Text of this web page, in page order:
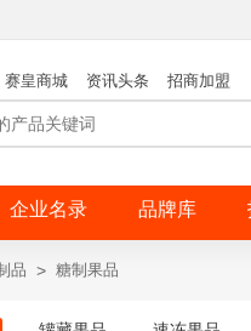
赛皇商城 资讯头条 招商加盟
企业名录 品牌库
品 > 糖制果品